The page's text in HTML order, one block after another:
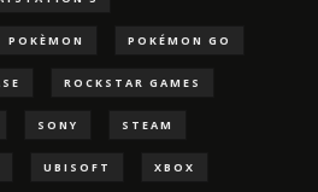
POKÈMON POKÉMON GO
ROCKSTAR GAMES
SONY STEAM
UBISOFT XBOX